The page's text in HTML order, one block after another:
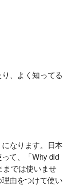
、よく知ってる
なります。日本
て、「Why did
までは使いませ
由をつけて使い